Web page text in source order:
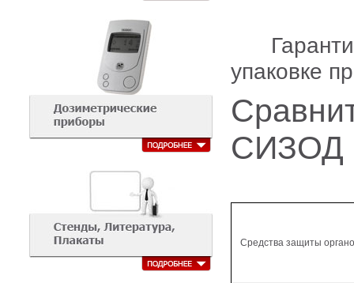
упаковке
СИЗОД
Средства защиты